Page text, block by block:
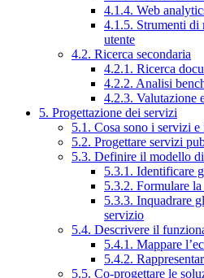
4.1.4. Web
4.1.5. Strumenti di
utente
4.2. Ricerca secondaria
4.2.1. Ricerca
4.2.2. Analisi
4.2.3. Valutazione
5. Progettazione dei servizi
5.1. Cosa sono i servizi
5.2. Progettare servizi
5.3. Definire il modello
5.3.1. Identificare
5.3.2. Formulare
5.3.3. Inquadrare
servizio
5.4. Descrivere il
5.4.1. Mappare
5.4.2.
5.5. Co-progettare le